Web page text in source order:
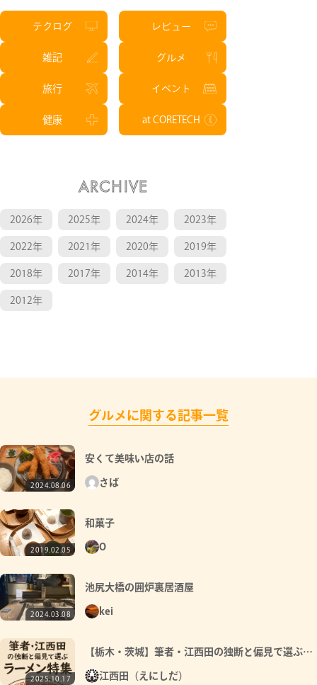
テクログ レビュー
雑記 グルメ
旅行 イベント
健康 at CORETECH
ARCHIVE
2026年 2025年 2024年 2023年
2022年 2021年 2020年 2019年
2018年 2017年 2014年 2013年
2012年
グルメに関する記事一覧
2024.08.06
安くて美味い店の話
さば
2019.02.05
和菓子
O
2024.03.08
池尻大橋の囲炉裏居酒屋
kei
2025.10.17
【栃木・茨城】筆者・江西田の独断と偏見で選ぶラ
ーメン特集【北関東東半分編】
江西田（えにしだ）